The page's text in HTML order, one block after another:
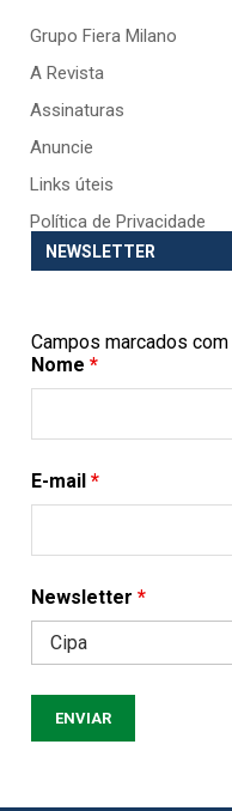
Grupo Fiera Milano
A Revista
Assinaturas
Anuncie
Links úteis
Política de Privacidade
NEWSLETTER
Campos marcados com
Nome *
E-mail *
Newsletter *